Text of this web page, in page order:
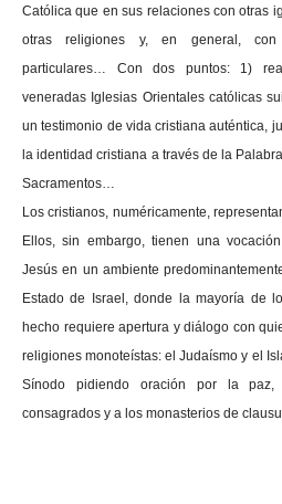
Católica que en sus relaciones con otras
otras religiones y, en general, con
particulares… Con dos puntos: 1)
veneradas Iglesias Orientales católicas
un testimonio de vida cristiana auténtica,
la identidad cristiana a través de la
Sacramentos…
Los cristianos, numéricamente,
Ellos, sin embargo, tienen una
Jesús en un ambiente
Estado de Israel, donde la mayoría de
hecho requiere apertura y diálogo con
religiones monoteístas: el Judaísmo y el
Sínodo pidiendo oración por la
consagrados y a los monasterios de